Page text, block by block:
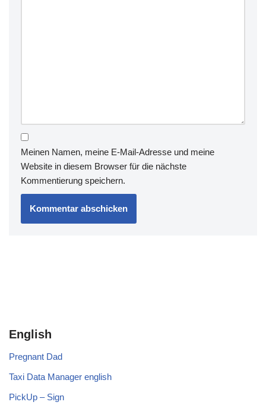
Meinen Namen, meine E-Mail-Adresse und meine
Website in diesem Browser für die nächste
Kommentierung speichern.
English
Pregnant Dad
Taxi Data Manager english
PickUp – Sign